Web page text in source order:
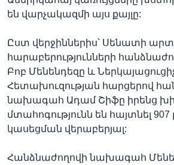
են վարչակազմի այս քայլը:
Ըստ վերջիններիս՝ Սենատի
հարաբերությունների
Բոբ Մենենդեզը և
Հետախուզության հարցերով
նախագահ Ադամ Շիֆը իրենց
մտահոգությունն են հայտնել
կասեցման վերաբերյալ:
Հանձնաժողովի նախագահ